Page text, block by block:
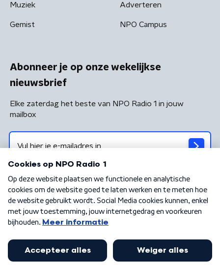
Muziek
Gemist
Adverteren
NPO Campus
Abonneer je op onze wekelijkse
nieuwsbrief
Elke zaterdag het beste van NPO Radio 1 in jouw
mailbox
Algemene voorwaarden